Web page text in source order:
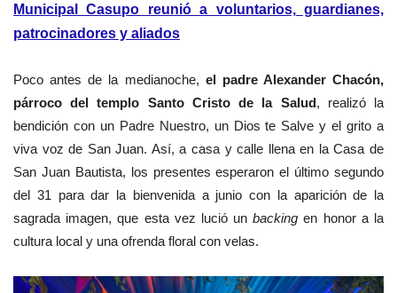
Municipal Casupo reunió a voluntarios, guardianes,
patrocinadores y aliados
Poco antes de la medianoche, el padre Alexander Chacón,
párroco del templo Santo Cristo de la Salud, realizó la
bendición con un Padre Nuestro, un Dios te Salve y el grito a
viva voz de San Juan. Así, a casa y calle llena en la Casa de
San Juan Bautista, los presentes esperaron el último segundo
del 31 para dar la bienvenida a junio con la aparición de la
sagrada imagen, que esta vez lució unbacking en honor a la
cultura local y una ofrenda floral con velas.